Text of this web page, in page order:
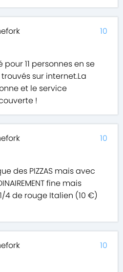
pour 11 personnes en se
sur internet.La
et le service
!
10
des PIZZAS mais avec
fine mais
4 de rouge Italien (10 €)
10
10